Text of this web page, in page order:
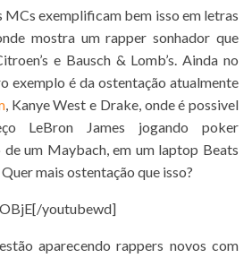
MCs exemplificam bem isso em letras
mostra um rapper sonhador que
e Bausch & Lomb’s. Ainda no
exemplo é da ostentação atualmente
, Kanye West e Drake, onde é possivel
LeBron James jogando poker
de um Maybach, em um laptop Beats
mais ostentação que isso?
youtubewd]
aparecendo rappers novos com